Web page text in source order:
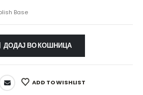
Base
ДОДАЈ ВО КОШНИЦА
ADD TO WISHLIST